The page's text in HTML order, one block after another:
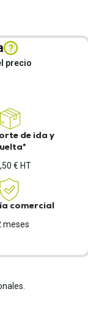
?
precio
de ida y
€ HT
comercial
meses